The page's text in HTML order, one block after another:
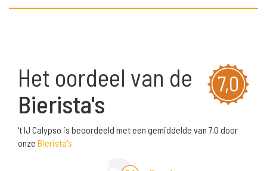
7,0
Het oordeel van de
Bierista's
't IJ Calypso is beoordeeld met een gemiddelde van 7,0 door
onze Bierista's